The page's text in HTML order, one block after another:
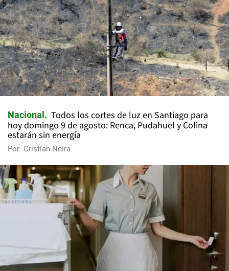
Nacional
Todos los cortes de luz en Santiago para
hoy domingo 9 de agosto: Renca, Pudahuel y Colina
estarán sin energía
Por Cristian Neira